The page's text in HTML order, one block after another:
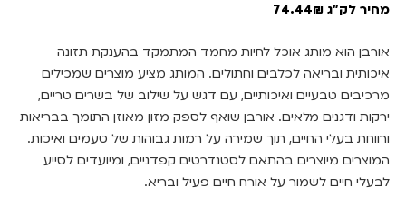
מחיר לק"ג 74.44₪
אורבן הוא מותג אוכל לחיות מחמד המתמקד בהענקת תזונה
איכותית ובריאה לכלבים וחתולים. המותג מציע מוצרים שמכילים
מרכיבים טבעיים ואיכותיים, עם דגש על שילוב של בשרים טריים,
ירקות ודגנים מלאים. אורבן שואף לספק מזון מאוזן התומך בבריאות
ורווחת בעלי החיים, תוך שמירה על רמות גבוהות של טעמים ואיכות.
המוצרים מיוצרים בהתאם לסטנדרטים קפדניים, ומיועדים לסייע
לבעלי חיים לשמור על אורח חיים פעיל ובריא.